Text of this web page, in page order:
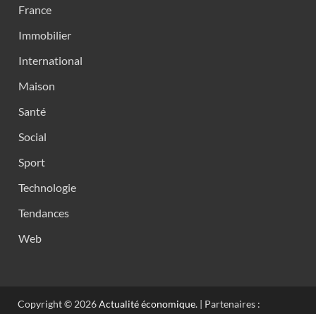
France
Immobilier
International
Maison
Santé
Social
Sport
Technologie
Tendances
Web
Copyright © 2026Actualité économique. | Partenaires :